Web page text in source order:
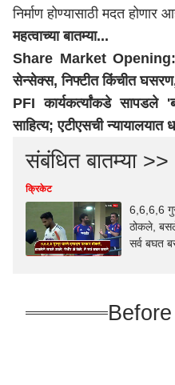
निर्माण होण्यासाठी मदत होणार
महत्वाच्या बातम्या...
Share Market Opening:
सेन्सेक्स, निफ्टीत किंचीत
PFI कार्यकर्त्यांकडे सापडले
साहित्य; एटीएसची न्यायालयात
संबंधित बातम्या >>
क्रिकेट
6,6,6,6
ठोकले,
सर्व बघत